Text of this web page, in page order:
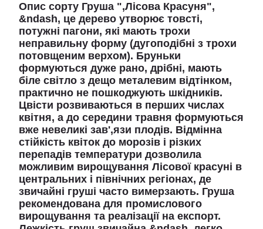
Опис сорту Груша ",Лісова Красуня",
&ndash, це дерево утворює товсті,
потужні пагони, які мають трохи
неправильну форму (дугоподібні з трохи
потовщеним верхом). Бруньки
формуються дуже рано, дрібні, мають
біле світло з дещо металевим відтінком,
практично не пошкоджують шкідників.
Цвісти розвиваються в перших числах
квітня, а до середини травня формуються
вже невеликі зав',язи плодів. Відмінна
стійкість квіток до морозів і різких
перепадів температури дозволила
можливим вирощування Лісової красуні в
центральних і північних регіонах, де
звичайні груші часто вимерзають. Груша
рекомендована для промислового
вирощування та реалізації на експорт.